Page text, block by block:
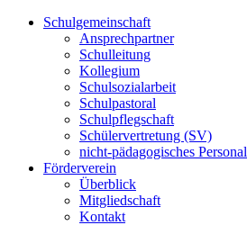
Schulgemeinschaft
Ansprechpartner
Schulleitung
Kollegium
Schulsozialarbeit
Schulpastoral
Schulpflegschaft
Schülervertretung (SV)
nicht-pädagogisches Personal
Förderverein
Überblick
Mitgliedschaft
Kontakt